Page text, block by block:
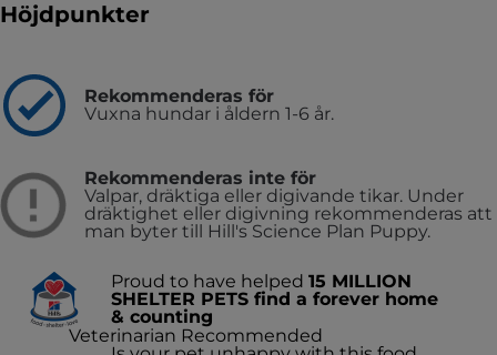
Höjdpunkter
Rekommenderas för
Vuxna hundar i åldern 1-6 år.
Rekommenderas inte för
Valpar, dräktiga eller digivande tikar. Under
dräktighet eller digivning rekommenderas att
man byter till Hill's Science Plan Puppy.
Proud to have helped 15 MILLION
SHELTER PETS find a forever home
& counting
Veterinarian Recommended